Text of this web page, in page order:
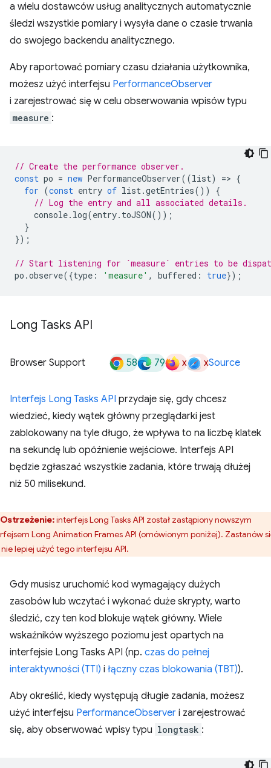
a wielu dostawców usług analitycznych automatycznie
śledzi wszystkie pomiary i wysyła dane o czasie trwania
do swojego backendu analitycznego.
Aby raportować pomiary czasu działania użytkownika,
możesz użyć interfejsu PerformanceObserver
i zarejestrować się w celu obserwowania wpisów typu
measure :
// Create the performance observer.
const po = new PerformanceObserver((list) => {
for (const entry of list.getEntries())
{
// Log the entry and all associated details.
console. log(entry. toJSON());
}
});
// Start listening for `measure` entries to be
po .observe({type : 'measure' , buffered : true});
Long Tasks API
Browser Support 58 79 x xSource
Interfejs Long Tasks API przydaje się, gdy chcesz
wiedzieć, kiedy wątek główny przeglądarki jest
zablokowany na tyle długo, że wpływa to na liczbę klatek
na sekundę lub opóźnienie wejściowe. Interfejs API
będzie zgłaszać wszystkie zadania, które trwają dłużej
niż 50 milisekund.
Ostrzeżenie:interfejs Long Tasks API został zastąpiony nowszym
Long Animation Frames API (omówionym poniżej). Zastanów
lepiej użyć tego interfejsu API.
Gdy musisz uruchomić kod wymagający dużych
zasobów lub wczytać i wykonać duże skrypty, warto
śledzić, czy ten kod blokuje wątek główny. Wiele
wskaźników wyższego poziomu jest opartych na
interfejsie Long Tasks API (np. czas do pełnej
interaktywności (TTI) i łączny czas blokowania (TBT)).
Aby określić, kiedy występują długie zadania, możesz
użyć interfejsu PerformanceObserver i zarejestrować
się, aby obserwować wpisy typu longtask :